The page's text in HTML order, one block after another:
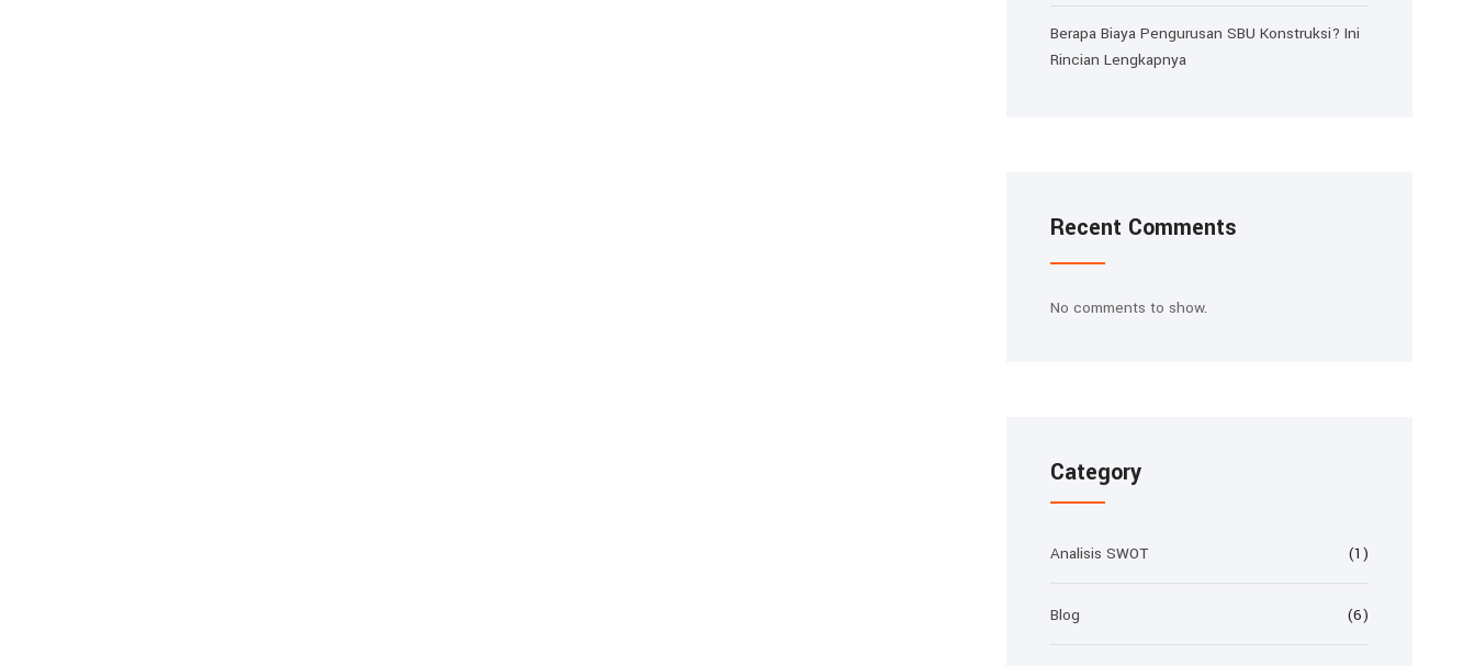
Berapa Biaya Pengurusan SBU Konstruksi? Ini
Rincian Lengkapnya
Recent Comments
No comments to show.
Category
Analisis SWOT (1)
Blog (6)